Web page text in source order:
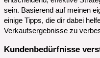
sein. Basierend auf meinen
einige Tipps, die dir dabei
Verkaufsergebnisse zu
Kundenbedürfnisse